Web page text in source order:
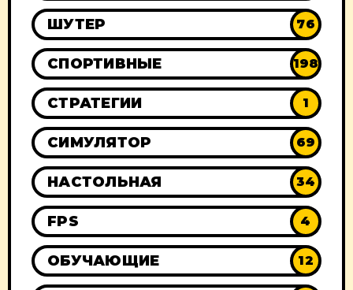
ШУТЕР 76
СПОРТИВНЫЕ 198
СТРАТЕГИИ 1
СИМУЛЯТОР 69
НАСТОЛЬНАЯ 34
FPS 4
ОБУЧАЮЩИЕ 12